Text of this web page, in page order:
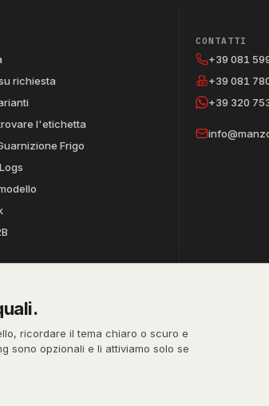
richiesta
l'etichetta
Frigo
CONTATTI
+39 081
+39 081
+39 320
REA
NA-395472
PEC
manzo@pec.manzoricambi.it
ricordare il tema chiaro o scuro e
sono opzionali e li attiviamo solo se